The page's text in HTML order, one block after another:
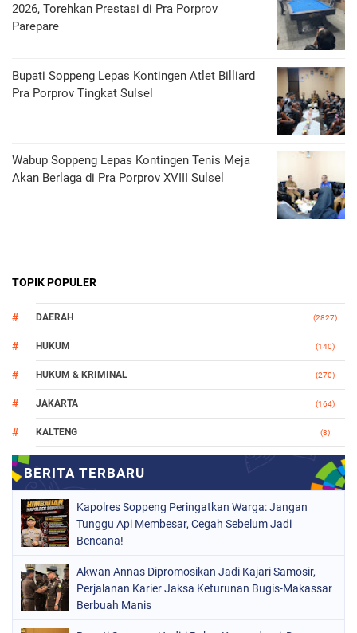
2026, Torehkan Prestasi di Pra Porprov
Parepare
Bupati Soppeng Lepas Kontingen Atlet Billiard
Pra Porprov Tingkat Sulsel
Wabup Soppeng Lepas Kontingen Tenis Meja
Akan Berlaga di Pra Porprov XVIII Sulsel
TOPIK POPULER
DAERAH (2827)
HUKUM (140)
HUKUM & KRIMINAL (270)
JAKARTA (164)
KALTENG (8)
(112)
NASIONAL (966)
ORGANISASI
PERISTIWA
POLITIK
POLRI
Kapolres Soppeng Peringatkan Warga: Jangan
Tunggu Api Membesar, Cegah Sebelum Jadi
Bencana!
Akwan Annas Dipromosikan Jadi Kajari Samosir,
Perjalanan Karier Jaksa Keturunan Bugis-Makassar
Berbuah Manis